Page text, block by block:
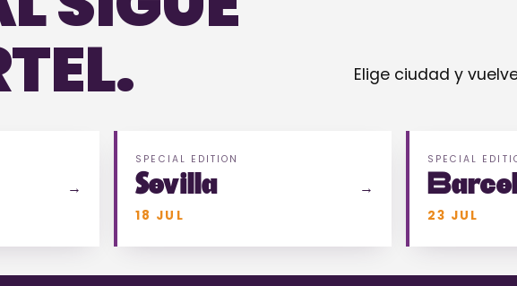
Elige ciudad y
→
SPECIAL EDITION
Sevilla
18 JUL
→
SPECIAL
23 JUL